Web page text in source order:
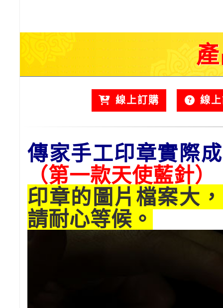
線上訂購 線
傳家手工印章實際
（第一款天使藍針
印章的圖片檔案大
請耐心等候。